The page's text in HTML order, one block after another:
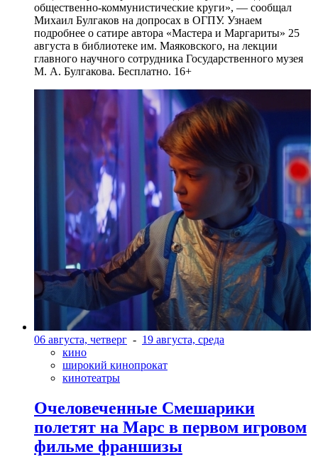
общественно-коммунистические круги», — сообщал
Михаил Булгаков на допросах в ОГПУ. Узнаем
подробнее о сатире автора «Мастера и Маргариты» 25
августа в библиотеке им. Маяковского, на лекции
главного научного сотрудника Государственного музея
М. А. Булгакова. Бесплатно. 16+
06 августа, четверг - 19 августа, среда
кино
широкий кинопрокат
кинотеатры
Очеловеченные Смешарики
полетят на Марс в первом игровом
фильме франшизы